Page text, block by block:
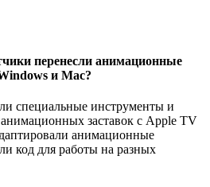
перенесли анимационные
и Mac?
специальные инструменты и
заставок с Apple TV
анимационные
код для работы на разных